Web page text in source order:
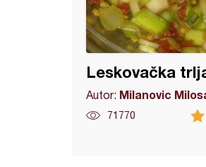
Leskovačka
Autor: Milanovic
71770